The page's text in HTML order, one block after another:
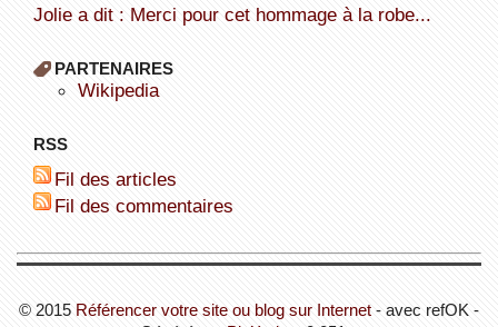
Jolie a dit : Merci pour cet hommage à la robe...
PARTENAIRES
wikipedia
RSS
Fil des articles
Fil des commentaires
© 2015 Référencer votre site ou blog sur Internet - avec refOK -